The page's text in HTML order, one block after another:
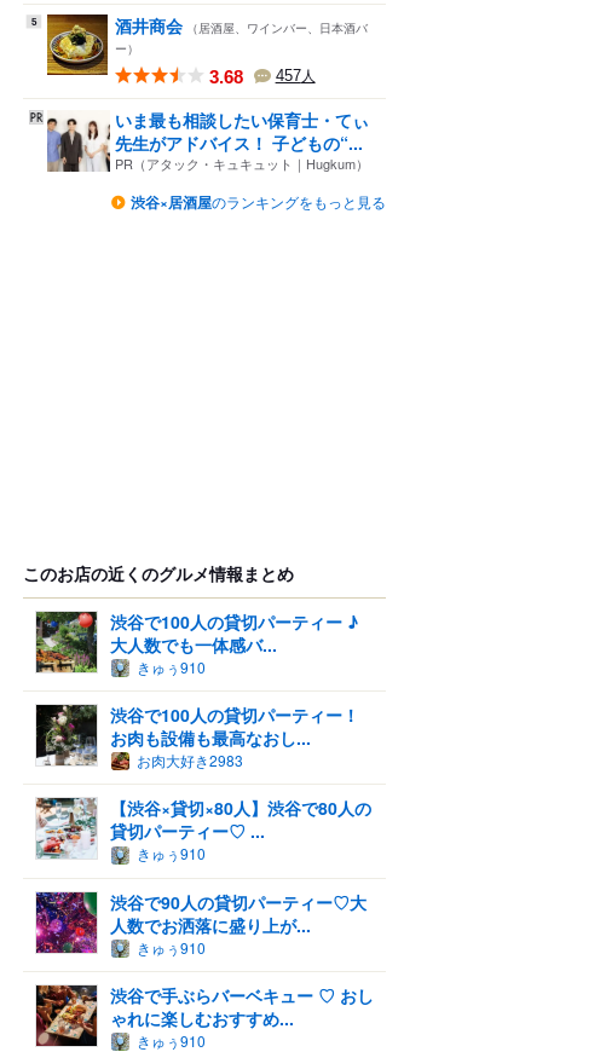
5 酒井商会 （居酒屋、ワインバー、日本酒バ
ー）
3.68 457人
いま最も相談したい保育士・てぃ
先生がアドバイス！ 子どもの“...
PR（アタック・キュキュット｜Hugkum）
渋谷×居酒屋のランキングをもっと見る
このお店の近くのグルメ情報まとめ
渋谷で100人の貸切パーティー ♪
大人数でも一体感バ...
きゅぅ910
渋谷で100人の貸切パーティー！
お肉も設備も最高なおし...
お肉大好き2983
【渋谷×貸切×80人】渋谷で80人の
貸切パーティー♡ ...
きゅぅ910
渋谷で90人の貸切パーティー♡大
人数でお洒落に盛り上が...
きゅぅ910
渋谷で手ぶらバーベキュー ♡ おし
ゃれに楽しむおすすめ...
きゅぅ910